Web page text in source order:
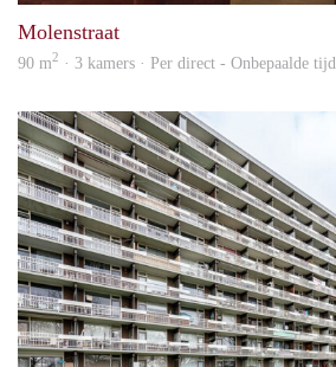
Molenstraat
90 m2 · 3 kamers · Per direct - Onbepaalde tijd